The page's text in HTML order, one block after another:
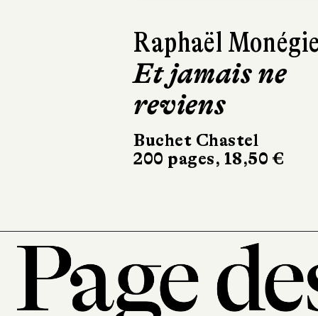
Raphaël
Et jamais ne
reviens
Buchet Chastel
200 pages, 18,50 €